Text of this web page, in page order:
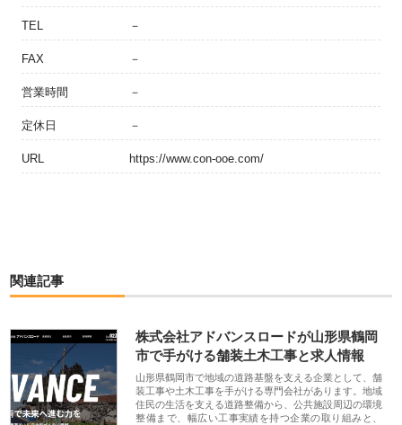
TEL －
FAX －
営業時間 －
定休日 －
URL https://www.con-ooe.com/
関連記事
株式会社アドバンスロードが山形県鶴岡
市で手がける舗装土木工事と求人情報
山形県鶴岡市で地域の道路基盤を支える企業として、舗
装工事や土木工事を手がける専門会社があります。地域
住民の生活を支える道路整備から、公共施設周辺の環境
整備まで、幅広い工事実績を持つ企業の取り組みと、